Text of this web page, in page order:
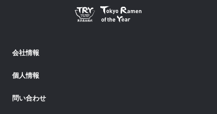
会社情報
個人情報
問い合わせ